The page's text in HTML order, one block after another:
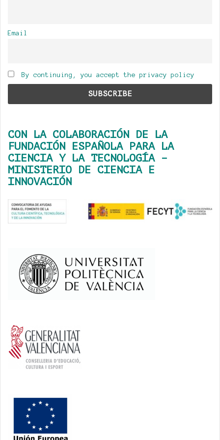
Email
By continuing, you accept the privacy policy
CON LA COLABORACIÓN DE LA
FUNDACIÓN ESPAÑOLA PARA LA
CIENCIA Y LA TECNOLOGÍA –
MINISTERIO DE CIENCIA E
INNOVACIÓN